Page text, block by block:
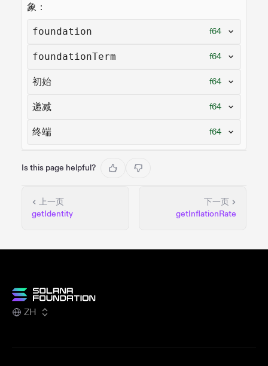
象：
foundation f64
foundationTerm f64
初始 f64
递减 f64
终端 f64
Is this page helpful?
上一页
getIdentity
下一页
getInflationRate
ZH